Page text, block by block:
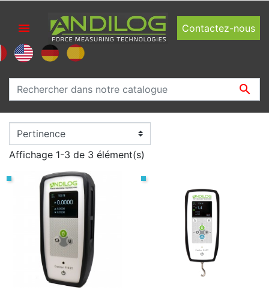


Contactez-nous
Affichage 1-3 de 3 élément(s)